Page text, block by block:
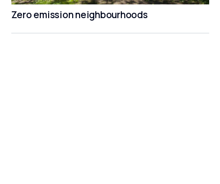
Zero emission neighbourhoods